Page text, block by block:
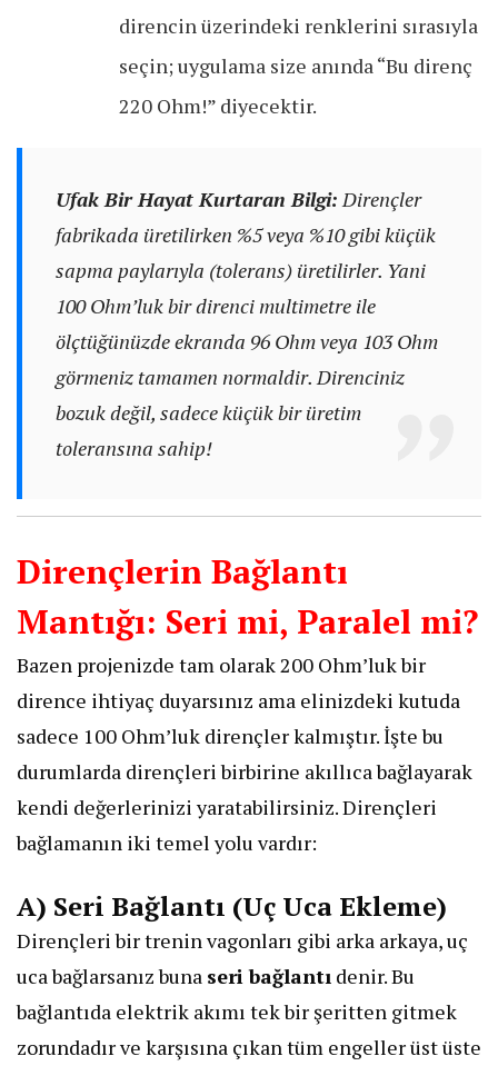
direncin üzerindeki renklerini sırasıyla
seçin; uygulama size anında “Bu direnç
220 Ohm!” diyecektir.
Ufak Bir Hayat Kurtaran Bilgi:Dirençler
fabrikada üretilirken %5 veya %10 gibi küçük
sapma paylarıyla (tolerans) üretilirler. Yani
100 Ohm’luk bir direnci multimetre ile
ölçtüğünüzde ekranda 96 Ohm veya 103 Ohm
görmeniz tamamen normaldir. Direnciniz
bozuk değil, sadece küçük bir üretim
toleransına sahip!
Dirençlerin Bağlantı
Mantığı: Seri mi, Paralel mi?
​Bazen projenizde tam olarak 200 Ohm’luk bir
dirence ihtiyaç duyarsınız ama elinizdeki kutuda
sadece 100 Ohm’luk dirençler kalmıştır. İşte bu
durumlarda dirençleri birbirine akıllıca bağlayarak
kendi değerlerinizi yaratabilirsiniz. Dirençleri
bağlamanın iki temel yolu vardır:
​A) Seri Bağlantı (Uç Uca Ekleme)
​Dirençleri bir trenin vagonları gibi arka arkaya, uç
uca bağlarsanız buna seri bağlantı denir. Bu
bağlantıda elektrik akımı tek bir şeritten gitmek
zorundadır ve karşısına çıkan tüm engeller üst üste